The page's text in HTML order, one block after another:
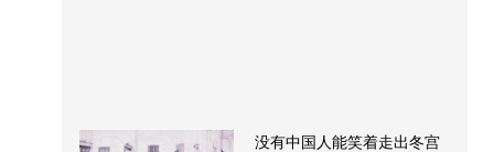
没有中国人能笑着走出冬宫